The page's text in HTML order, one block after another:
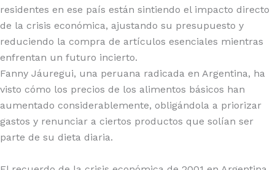
residentes en ese país están sintiendo el impacto directo
de la crisis económica, ajustando su presupuesto y
reduciendo la compra de artículos esenciales mientras
enfrentan un futuro incierto.
Fanny Jáuregui, una peruana radicada en Argentina, ha
visto cómo los precios de los alimentos básicos han
aumentado considerablemente, obligándola a priorizar
gastos y renunciar a ciertos productos que solían ser
parte de su dieta diaria.